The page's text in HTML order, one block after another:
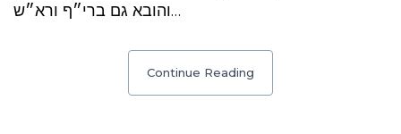
והובא גם ברי״ף ורא״ש…
Continue Reading